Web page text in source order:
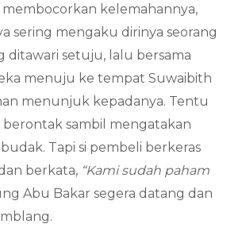
membocorkan kelemahannya,
sering mengaku dirinya seorang
ditawari setuju, lalu bersama
menuju ke tempat Suwaibith
menunjuk kepadanya. Tentu
berontak sambil mengatakan
Tapi si pembeli berkeras
berkata, “Kami sudah paham
Abu Bakar segera datang dan